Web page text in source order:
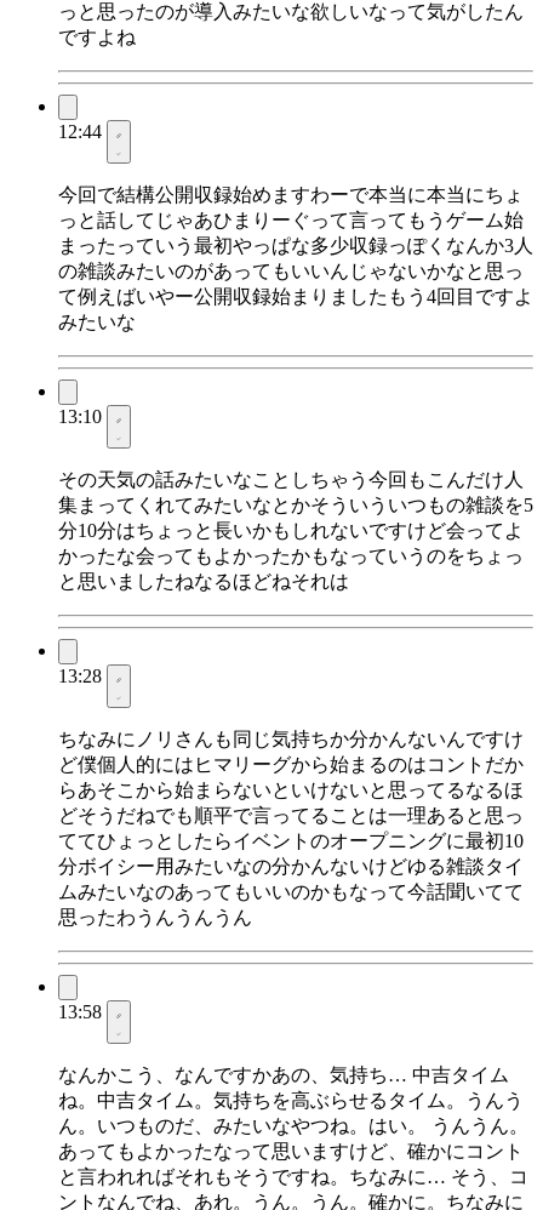
っと思ったのが導入みたいな欲しいなって気がしたん
ですよね
12:44
今回で結構公開収録始めますわーで本当に本当にちょ
っと話してじゃあひまりーぐって言ってもうゲーム始
まったっていう最初やっぱな多少収録っぽくなんか3人
の雑談みたいのがあってもいいんじゃないかなと思っ
て例えばいやー公開収録始まりましたもう4回目ですよ
みたいな
13:10
その天気の話みたいなことしちゃう今回もこんだけ人
集まってくれてみたいなとかそういういつもの雑談を5
分10分はちょっと長いかもしれないですけど会ってよ
かったな会ってもよかったかもなっていうのをちょっ
と思いましたねなるほどねそれは
13:28
ちなみにノリさんも同じ気持ちか分かんないんですけ
ど僕個人的にはヒマリーグから始まるのはコントだか
らあそこから始まらないといけないと思ってるなるほ
どそうだねでも順平で言ってることは一理あると思っ
ててひょっとしたらイベントのオープニングに最初10
分ボイシー用みたいなの分かんないけどゆる雑談タイ
ムみたいなのあってもいいのかもなって今話聞いてて
思ったわうんうんうん
13:58
なんかこう、なんですかあの、気持ち… 中吉タイム
ね。中吉タイム。気持ちを高ぶらせるタイム。うんう
ん。いつものだ、みたいなやつね。はい。 うんうん。
あってもよかったなって思いますけど、確かにコント
と言われればそれもそうですね。ちなみに… そう、コ
ントなんでね、あれ。うん。うん。確かに。ちなみに